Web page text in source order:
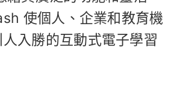
使個人、企業和教育機
入勝的互動式電子學習